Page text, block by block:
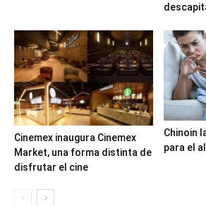
Cinemex inaugura Cinemex
Market, una forma distinta de
disfrutar el cine
Chinoin
para el